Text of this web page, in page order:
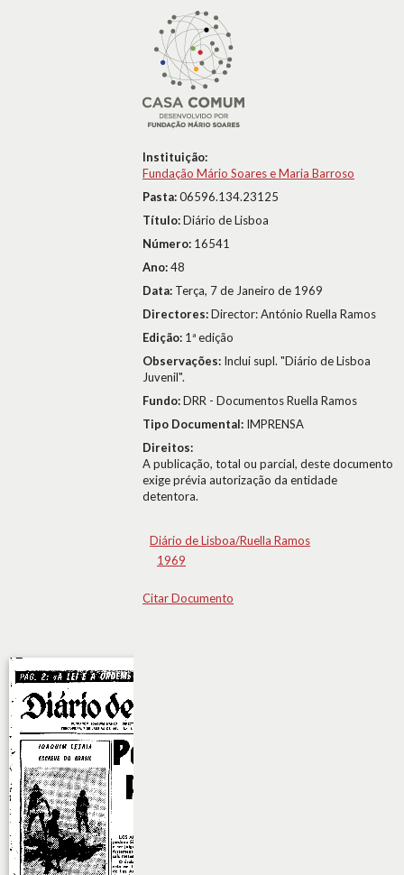
Instituição:
Fundação Mário Soares e Maria Barroso
Pasta:06596.134.23125
Título:Diário de Lisboa
Número: 16541
Ano:48
Data: Terça, 7 de Janeiro de 1969
Directores:Director: António Ruella Ramos
Edição: 1ª edição
Observações: Inclui supl. "Diário de Lisboa
Juvenil".
Fundo:DRR - Documentos Ruella Ramos
Tipo Documental: IMPRENSA
Direitos:
A publicação, total ou parcial, deste documento
exige prévia autorização da entidade
detentora.
Diário de Lisboa/Ruella Ramos
1969
Citar Documento